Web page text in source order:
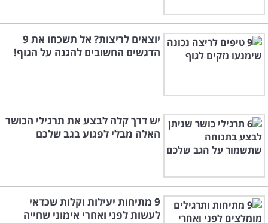
יוצאים לריצות? אל תשכחו את 9
הדגשים החשובים להגנה על הגוף!
יש דרך קלה לבצע את תרגילי הכושר
האלה מבלי לפגוע בגב שלכם
9 מתיחות יעילות וקלות שכדאי
לעשות לפני ואחרי אימוני שחייה